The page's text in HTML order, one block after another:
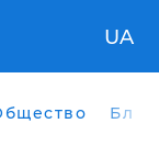
UA